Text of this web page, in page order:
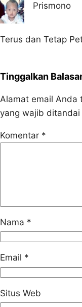
Prismono
Terus dan Tetap
Tinggalkan
Alamat email Anda
yang wajib ditandai
Komentar *
Nama *
Email *
Situs Web